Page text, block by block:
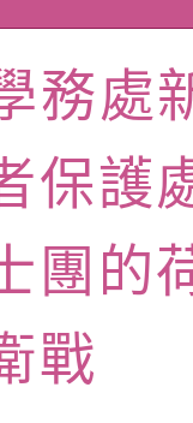
師名單
學軟體
會函釋公
請許可
署委託
辦理「
及節水達
(星期六
福系列
景藝術
第2次
務處
保護
團的
戰